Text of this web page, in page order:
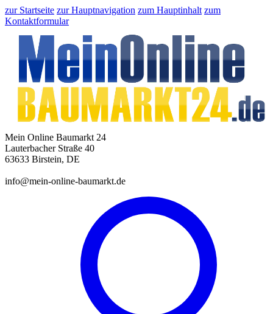
zur Startseite zur Hauptnavigation zum Hauptinhalt zum
Kontaktformular
Mein Online Baumarkt 24
Lauterbacher Straße 40
63633 Birstein, DE
info@mein-online-baumarkt.de